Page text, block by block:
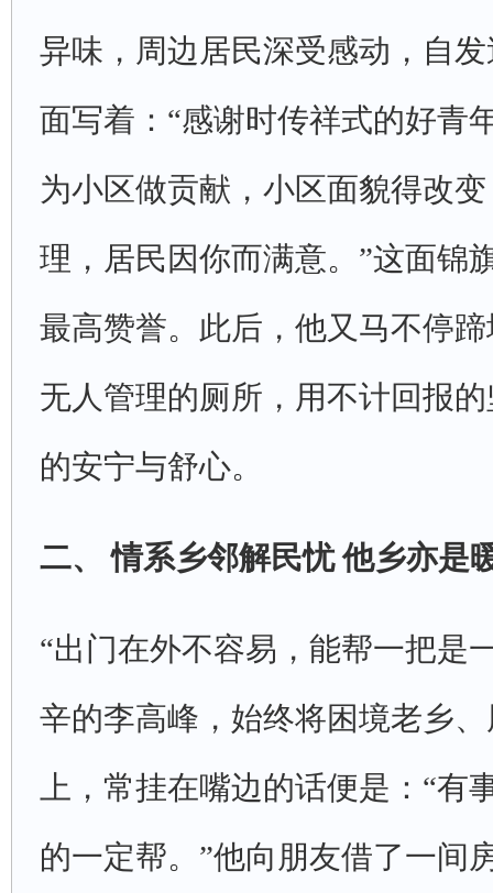
异味，周边居民深受感动，自
面写着：“感谢时传祥式的好青
为小区做贡献，小区面貌得改
理，居民因你而满意。”这面锦
最高赞誉。此后，他又马不停
无人管理的厕所，用不计回报
的安宁与舒心。
二、情系乡邻解民忧他乡亦是
“出门在外不容易，能帮一把是
辛的李高峰，始终将困境老乡
上，常挂在嘴边的话便是：“有
的一定帮。”他向朋友借了一间